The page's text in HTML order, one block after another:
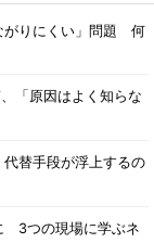
がりにくい」問題 何
「原因はよく知らな
替手段が浮上するの
3つの現場に学ぶネ